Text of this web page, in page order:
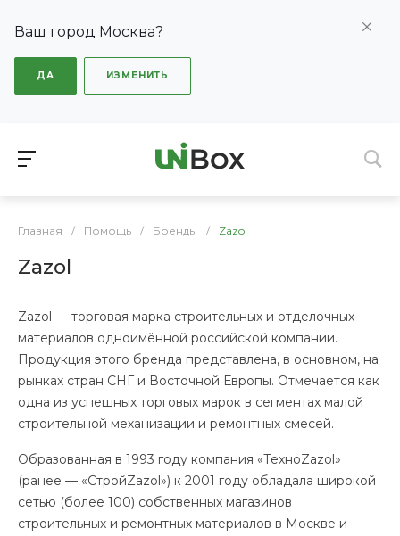
Ваш город Москва?
ДА ИЗМЕНИТЬ
Главная / Помощь / Бренды / Zazol
Zazol
Zazol — торговая марка строительных и отделочных
материалов одноимённой российской компании.
Продукция этого бренда представлена, в основном, на
рынках стран СНГ и Восточной Европы. Отмечается как
одна из успешных торговых марок в сегментах малой
строительной механизации и ремонтных смесей.
Образованная в 1993 году компания «ТехноZazol»
(ранее — «СтройZazol») к 2001 году обладала широкой
сетью (более 100) собственных магазинов
строительных и ремонтных материалов в Москве и